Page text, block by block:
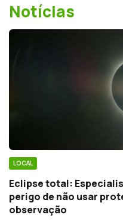
Notícias
LOCAL
Eclipse total:
perigo de não usar
observação